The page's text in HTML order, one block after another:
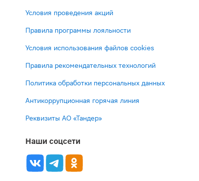
Условия проведения акций
Правила программы лояльности
Условия использования файлов cookies
Правила рекомендательных технологий
Политика обработки персональных данных
Антикоррупционная горячая линия
Реквизиты АО «Тандер»
Наши соцсети